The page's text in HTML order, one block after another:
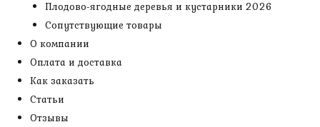
Плодово-ягодные деревья и кустарники 2026
Сопутствующие товары
О компании
Оплата и доставка
Как заказать
Статьи
Отзывы